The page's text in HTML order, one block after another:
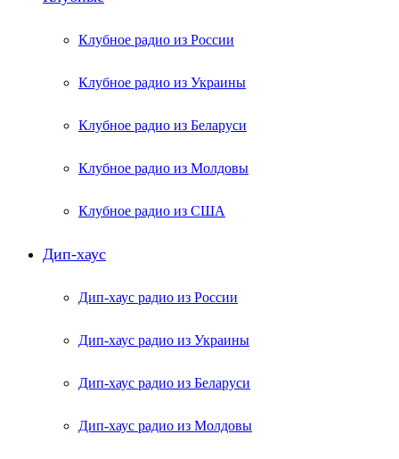
Клубное радио из России
Клубное радио из Украины
Клубное радио из Беларуси
Клубное радио из Молдовы
Клубное радио из США
Дип-хаус
Дип-хаус радио из России
Дип-хаус радио из Украины
Дип-хаус радио из Беларуси
Дип-хаус радио из Молдовы